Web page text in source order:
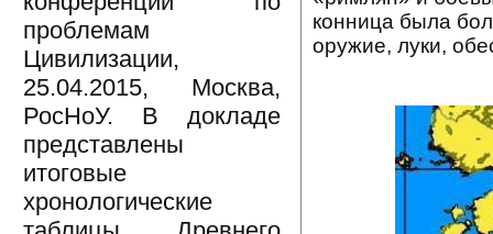
проблемам
Цивилизации,
25.04.2015, Москва,
РосНоУ. В докладе
представлены
итоговые
хронологические
конница была
оружие, луки,